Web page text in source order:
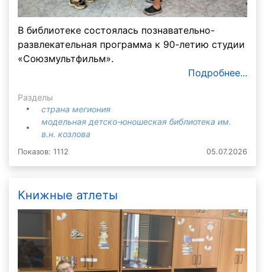
В библиотеке состоялась познавательно-
развлекательная программа к 90-летию студии
«Союзмультфильм».
Подробнее...
Разделы
страна мегиония
модельная детско-юношеская библиотека им.
в.н. козлова
Показов: 1112 05.07.2026
Книжные атлеты